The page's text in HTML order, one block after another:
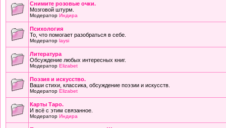
Снимите розовые очки.
Мозговой штурм.
Модератор Индира
Психология
То, что помогает разобраться в себе.
Модератор laysi
Литература
Обсуждение любых интересных книг.
Модератор Elizabet
Поэзия и искусство.
Ваши стихи, классика, обсуждение поэзии и искусств.
Модератор Elizabet
Карты Таро.
И всё с этим связанное.
Модератор Индира